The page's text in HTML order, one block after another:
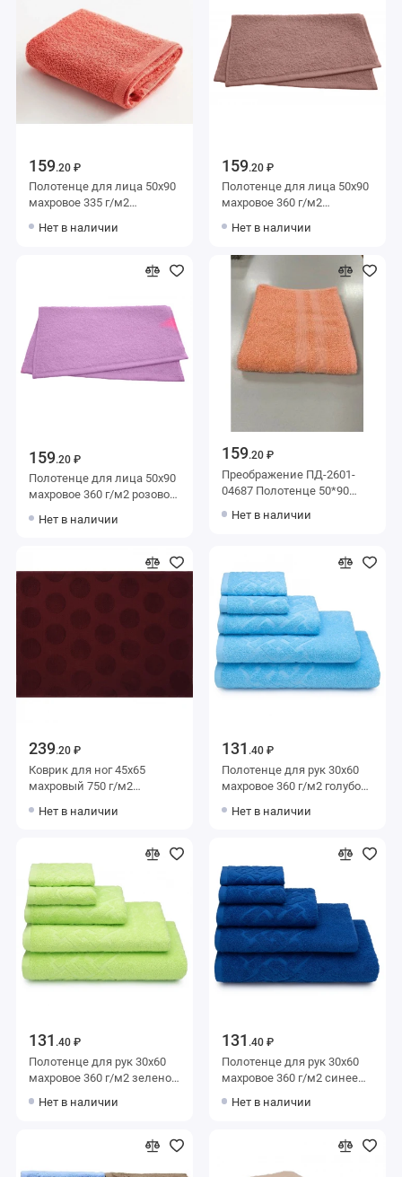
159.20 ₽
Полотенце для лица 50х90
махровое 335 г/м2
мануфактура
Нет в наличии
159.20 ₽
Полотенце для лица 50х90
махровое 360 г/м2
мануфактура
Нет в наличии
159.20 ₽
Полотенце для лица 50х90
махровое 360 г/м2 розовое
Нет в наличии
159.20 ₽
Преображение ПД-2601-
04687 Полотенце 50*90
Нет в наличии
239.20 ₽
Коврик для ног 45х65
махровый 750 г/м2
мануфактура
Нет в наличии
131 .40 ₽
Полотенце для рук 30х60
махровое 360 г/м2 голубое
Baldric
Нет в наличии
131 .40 ₽
Полотенце для рук 30х60
махровое 360 г/м2 зеленое
Baldric
Нет в наличии
131 .40 ₽
Полотенце для рук 30х60
махровое 360 г/м2 синее
Baldric
Нет в наличии